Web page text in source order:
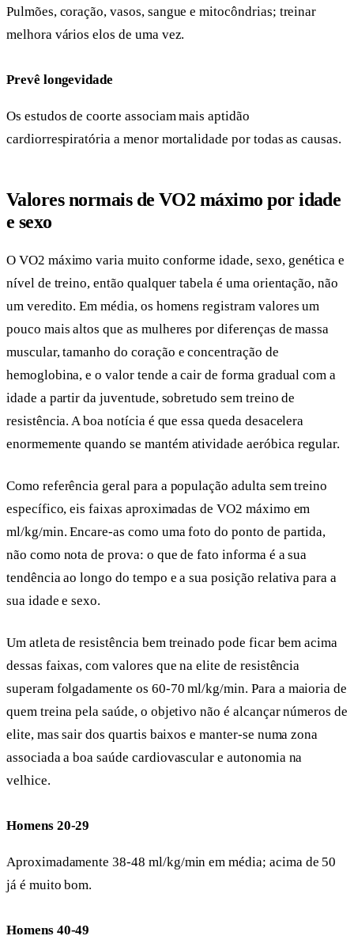
Pulmões, coração, vasos, sangue e mitocôndrias; treinar
melhora vários elos de uma vez.
Prevê longevidade
Os estudos de coorte associam mais aptidão
cardiorrespiratória a menor mortalidade por todas as causas.
Valores normais de VO2 máximo por idade
e sexo
O VO2 máximo varia muito conforme idade, sexo, genética e
nível de treino, então qualquer tabela é uma orientação, não
um veredito. Em média, os homens registram valores um
pouco mais altos que as mulheres por diferenças de massa
muscular, tamanho do coração e concentração de
hemoglobina, e o valor tende a cair de forma gradual com a
idade a partir da juventude, sobretudo sem treino de
resistência. A boa notícia é que essa queda desacelera
enormemente quando se mantém atividade aeróbica regular.
Como referência geral para a população adulta sem treino
específico, eis faixas aproximadas de VO2 máximo em
ml/kg/min. Encare-as como uma foto do ponto de partida,
não como nota de prova: o que de fato informa é a sua
tendência ao longo do tempo e a sua posição relativa para a
sua idade e sexo.
Um atleta de resistência bem treinado pode ficar bem acima
dessas faixas, com valores que na elite de resistência
superam folgadamente os 60-70 ml/kg/min. Para a maioria de
quem treina pela saúde, o objetivo não é alcançar números de
elite, mas sair dos quartis baixos e manter-se numa zona
associada a boa saúde cardiovascular e autonomia na
velhice.
Homens 20-29
Aproximadamente 38-48 ml/kg/min em média; acima de 50
já é muito bom.
Homens 40-49